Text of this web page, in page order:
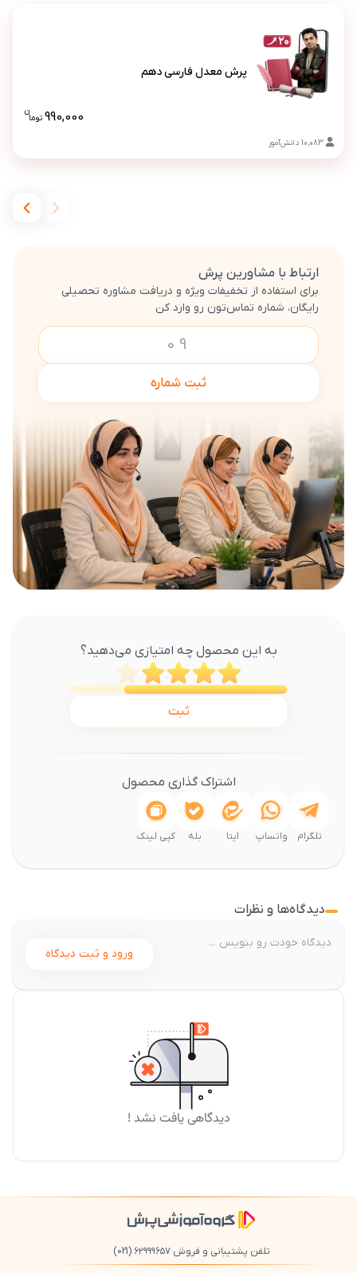
10,083 دانش‌آموز
پرش معدل فارسی دهم
990,000 توما
ن
قیمت
ارتباط با مشاورین پرش
برای استفاده از تخفیفات ویژه و دریافت مشاوره تحصیلی
رایگان، شماره تماس‌تون رو وارد کن
ثبت شماره
به این محصول چه امتیازی می‌دهید؟
ثبت
اشتراک گذاری محصول
تلگرام واتساپ ایتا بله کپی لینک
دیدگاه‌ها و نظرات
ورود و ثبت دیدگاه
دیدگاهی یافت نشد !
تلفن پشتیبانی و فروش ۶۲۹۹۹۶۵۷ (021)